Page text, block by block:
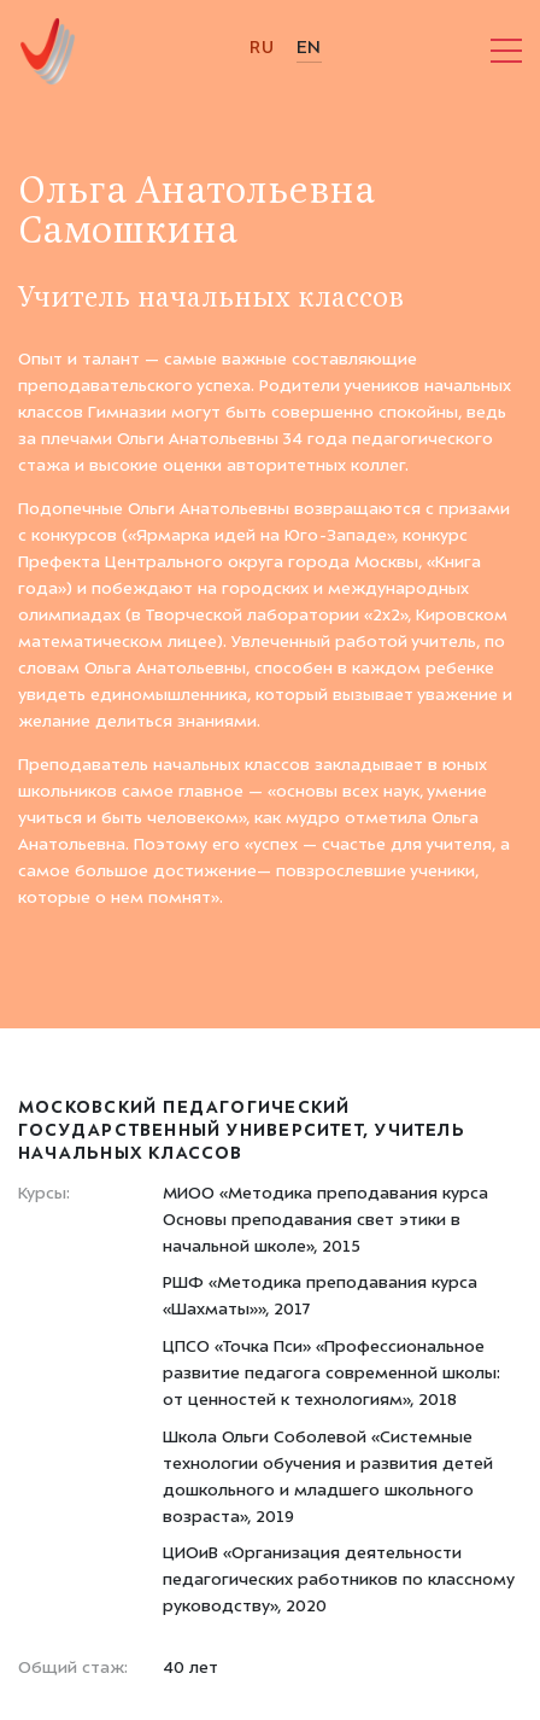
RU EN
Ольга Анатольевна
Самошкина
Учитель начальных классов
Опыт и талант — самые важные составляющие
преподавательского успеха. Родители учеников начальных
классов Гимназии могут быть совершенно спокойны, ведь
за плечами Ольги Анатольевны 34 года педагогического
стажа и высокие оценки авторитетных коллег.
Подопечные Ольги Анатольевны возвращаются с призами
с конкурсов («Ярмарка идей на Юго-Западе», конкурс
Префекта Центрального округа города Москвы, «Книга
года») и побеждают на городских и международных
олимпиадах (в Творческой лаборатории «2х2», Кировском
математическом лицее). Увлеченный работой учитель, по
словам Ольга Анатольевны, способен в каждом ребенке
увидеть единомышленника, который вызывает уважение и
желание делиться знаниями.
Преподаватель начальных классов закладывает в юных
школьников самое главное — «основы всех наук, умение
учиться и быть человеком», как мудро отметила Ольга
Анатольевна. Поэтому его «успех — счастье для учителя, а
самое большое достижение— повзрослевшие ученики,
которые о нем помнят».
МОСКОВСКИЙ ПЕДАГОГИЧЕСКИЙ
ГОСУДАРСТВЕННЫЙ УНИВЕРСИТЕТ, УЧИТЕЛЬ
НАЧАЛЬНЫХ КЛАССОВ
Курсы:
МИОО «Методика преподавания курса
Основы преподавания свет этики в
начальной школе», 2015
РШФ «Методика преподавания курса
«Шахматы»», 2017
ЦПСО «Точка Пси» «Профессиональное
развитие педагога современной школы:
от ценностей к технологиям», 2018
Школа Ольги Соболевой «Системные
технологии обучения и развития детей
дошкольного и младшего школьного
возраста», 2019
ЦИОиВ «Организация деятельности
педагогических работников по классному
руководству», 2020
Общий стаж: 40 лет